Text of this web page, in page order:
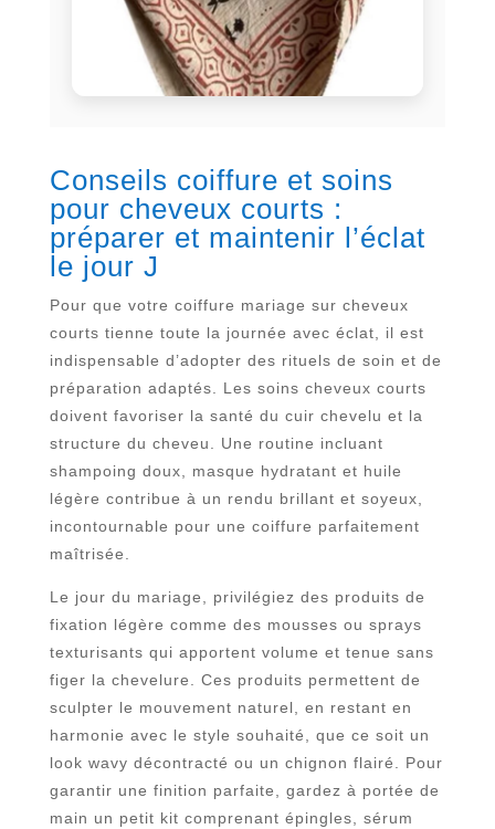
Conseils coiffure et soins
pour cheveux courts :
préparer et maintenir l’éclat
le jour J
Pour que votre coiffure mariage sur cheveux
courts tienne toute la journée avec éclat, il est
indispensable d’adopter des rituels de soin et de
préparation adaptés. Les soins cheveux courts
doivent favoriser la santé du cuir chevelu et la
structure du cheveu. Une routine incluant
shampoing doux, masque hydratant et huile
légère contribue à un rendu brillant et soyeux,
incontournable pour une coiffure parfaitement
maîtrisée.
Le jour du mariage, privilégiez des produits de
fixation légère comme des mousses ou sprays
texturisants qui apportent volume et tenue sans
figer la chevelure. Ces produits permettent de
sculpter le mouvement naturel, en restant en
harmonie avec le style souhaité, que ce soit un
look wavy décontracté ou un chignon flairé. Pour
garantir une finition parfaite, gardez à portée de
main un petit kit comprenant épingles, sérum